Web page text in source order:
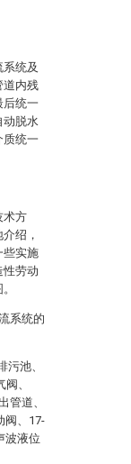
统及
道内残
后统一
动脱水
质统一
术方
绍，
些实施
性劳动
系统的
池、
、
管道、
阀、17-
波液位